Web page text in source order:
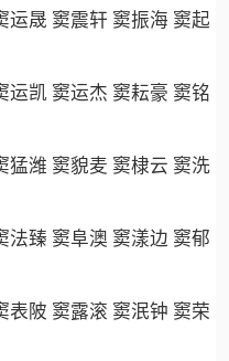
运晟 窦震轩 窦振海 窦起
运凯 窦运杰 窦耘豪 窦铭
猛潍 窦貌麦 窦棣云 窦洗
法臻 窦阜澳 窦漾边 窦郁
表陂 窦露滚 窦泯钟 窦荣